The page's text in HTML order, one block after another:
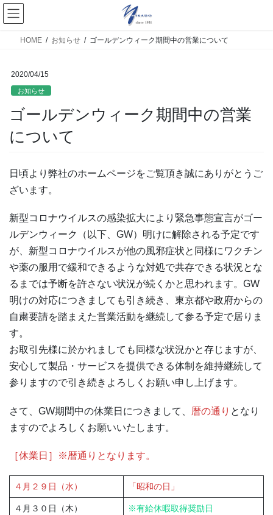
HOME お知らせ ゴールデンウィーク期間中の営業について
2020/04/15
お知らせ
ゴールデンウィーク期間中の営業
について
日頃より弊社のホームページをご覧頂き誠にありがとうご
ざいます。
新型コロナウイルスの感染拡大により緊急事態宣言がゴー
ルデンウィーク（以下、GW）明けに解除される予定です
が、新型コロナウイルスが他の風邪症状と同様にワクチン
や薬の服用で緩和できるような対処で共存できる状況とな
るまでは予断を許さない状況が続くかと思われます。GW
明けの対応につきましても引き続き、東京都や政府からの
自粛要請を踏まえた営業活動を継続して参る予定で居りま
す。
お取引先様に於かれましても同様な状況かと存じますが、
安心して製品・サービスを提供できる体制を維持継続して
参りますので引き続きよろしくお願い申し上げます。
さて、GW期間中の休業日につきまして、 暦の通り となり
ますのでよろしくお願いいたします。
［休業日］※暦通りとなります。
４月２９日（水） 「昭和の日」
４月３０日（木） ※有給休暇取得奨励日